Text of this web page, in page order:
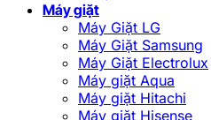
Máy giặt
Máy Giặt LG
Máy Giặt Samsung
Máy Giặt Electrolux
Máy giặt Aqua
Máy giặt Hitachi
Máy giặt Hisense